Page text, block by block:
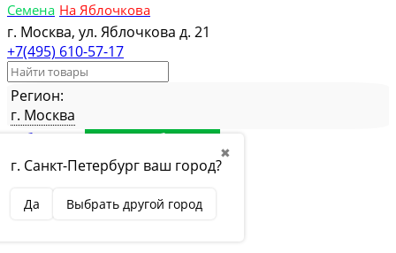
Семена На Яблочкова
г. Москва, ул. Яблочкова д. 21
+7(495) 610-57-17
Регион:
г. Москва
✖
г. Санкт-Петербург ваш город?
Да Выбрать другой город
Избранное Товар в избранном
СравнениеТовар в сравнении
Вход
Вход